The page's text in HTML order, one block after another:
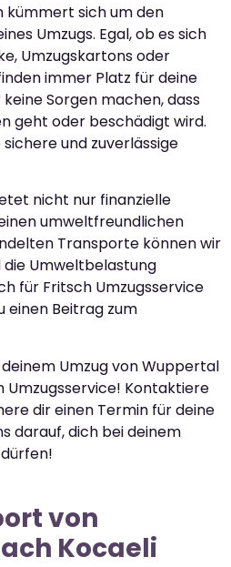
kümmert sich um den
Umzugs. Egal, ob es sich
Umzugskartons oder
immer Platz für deine
keine Sorgen machen, dass
geht oder beschädigt wird.
und zuverlässige
nicht nur finanzielle
umweltfreundlichen
Transporte können wir
Umweltbelastung
für Fritsch Umzugsservice
einen Beitrag zum
Umzug von Wuppertal
Umzugsservice! Kontaktiere
dir einen Termin für deine
darauf, dich bei deinem
von
Kocaeli